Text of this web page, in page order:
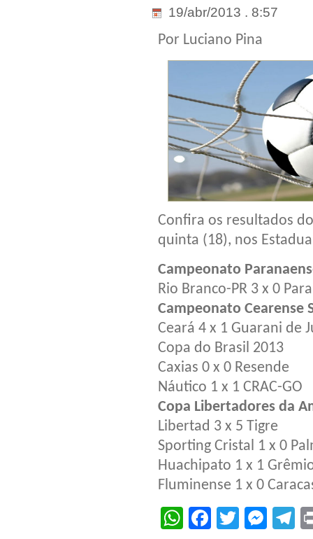
19/abr/2013 . 8:57
Por Luciano Pina
Confira os resultados
quinta (18), nos
Campeonato
Rio Branco-PR 3 x 0
Campeonato Cearense
Ceará 4 x 1 Guarani de
Copa do Brasil 2013
Caxias 0 x 0 Resende
Náutico 1 x 1 CRAC-GO
Copa Libertadores da
Libertad 3 x 5 Tigre
Sporting Cristal 1 x 0
Huachipato 1 x 1
Fluminense 1 x 0
WhatsApp
Facebook
Twitter